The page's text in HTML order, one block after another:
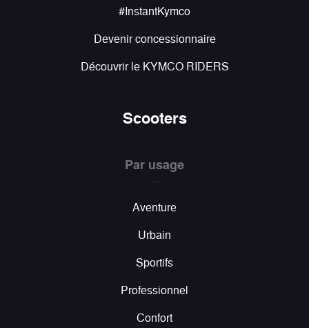
#InstantKymco
Devenir concessionnaire
Découvrir le KYMCO RIDERS
Scooters
Par usage
Aventure
Urbain
Sportifs
Professionnel
Confort